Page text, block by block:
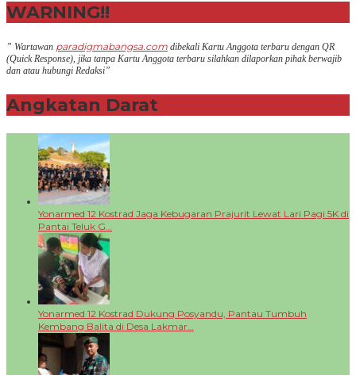
WARNING!!
” Wartawan paradigmabangsa.com dibekali Kartu Anggota terbaru dengan QR
(Quick Response), jika tanpa Kartu Anggota terbaru silahkan dilaporkan pihak berwajib
dan atau hubungi Redaksi”
Angkatan Darat
Yonarmed 12 Kostrad Jaga Kebugaran Prajurit Lewat Lari Pagi 5K di
Pantai Teluk G…
Yonarmed 12 Kostrad Dukung Posyandu, Pantau Tumbuh
Kembang Balita di Desa Lakmar…